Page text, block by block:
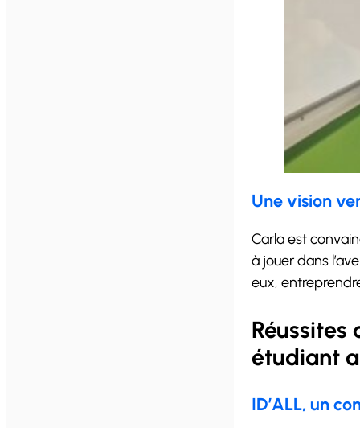
Une vision
Carla est
à jouer dans
eux,
Réussites
étudiant
ID’ALL, un